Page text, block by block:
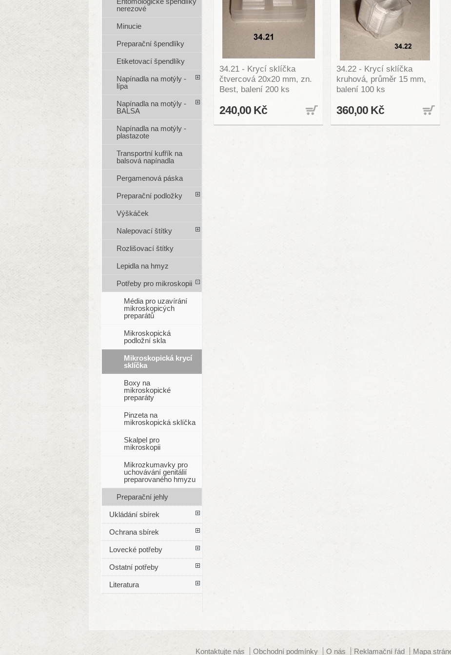
34.21 - Krycí sklíčka
čtvercová 20x20 mm, zn.
Best, balení 200 ks
240,00 Kč
34.22 - Krycí sklíčka
kruhová, průměr 15 mm,
balení 100 ks
360,00 Kč
nerezové
Minucie
Preparační špendlíky
Etiketovací špendlíky
Napínadla na motýly -
lípa
Napínadla na motýly -
BALSA
Napínadla na motýly -
plastazote
Transportní kufřík na
balsová napínadla
Pergamenová páska
Preparační podložky
Výškáček
Nalepovací štítky
Rozlišovací štítky
Lepidla na hmyz
Potřeby pro mikroskopii
Média pro uzavírání
mikroskopicých
preparátů
Mikroskopická
podložní skla
Mikroskopická krycí
sklíčka
Boxy na
mikroskopické
preparáty
Pinzeta na
mikroskopická sklíčka
Skalpel pro
mikroskopii
Mikrozkumavky pro
uchovávání genitálií
preparovaného hmyzu
Preparační jehly
Ukládání sbírek
Ochrana sbírek
Lovecké potřeby
Ostatní potřeby
Literatura
Kontaktujte nás Obchodní podmínky O nás Reklamační řád Mapa